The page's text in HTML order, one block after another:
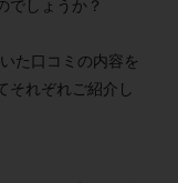
でしょうか？
た口コミの内容を
それぞれご紹介し